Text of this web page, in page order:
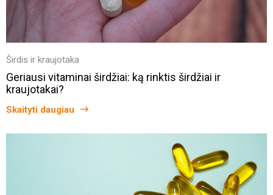
Širdis ir kraujotaka
Geriausi vitaminai širdžiai: ką rinktis širdžiai ir
kraujotakai?
Skaityti daugiau